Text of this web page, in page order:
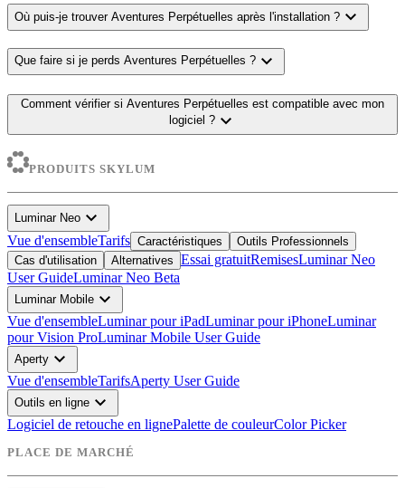
Où puis-je trouver Aventures Perpétuelles après l'installation ? expand_more
Que faire si je perds Aventures Perpétuelles ? expand_more
Comment vérifier si Aventures Perpétuelles est compatible avec mon
logiciel ?expand_more
PRODUITS SKYLUM
Luminar Neo expand_more
Vue d'ensembleTarifs Caractéristiques
Outils Professionnels
Cas d'utilisation
Alternatives Essai gratuitRemisesLuminar Neo
User GuideLuminar Neo Beta
Luminar Mobile expand_more
Vue d'ensembleLuminar pour iPadLuminar pour iPhoneLuminar
pour Vision ProLuminar Mobile User Guide
Aperty expand_more
Vue d'ensembleTarifsAperty User Guide
Outils en ligne expand_more
Logiciel de retouche en lignePalette de couleurColor Picker
PLACE DE MARCHÉ